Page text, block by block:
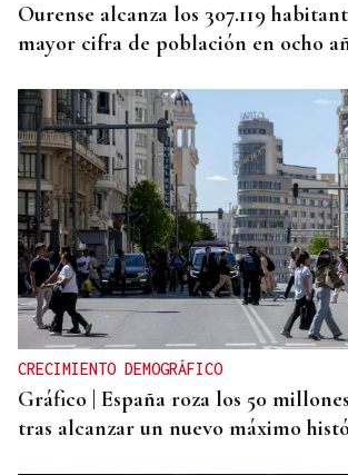
Ourense alcanza los 307.119
mayor cifra de población en ocho
CRECIMIENTO DEMOGRÁFICO
Gráfico | España roza los 50
tras alcanzar un nuevo máximo